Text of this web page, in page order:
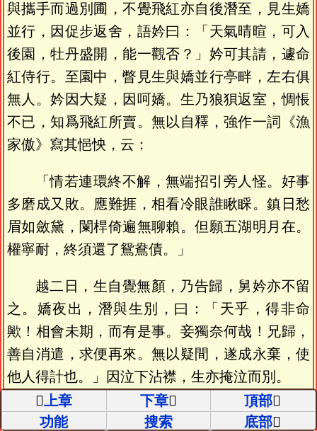
與攜手而過別圃，不覺飛紅亦自後潛至，見生嬌
並行，因促步返舍，語妗曰：「天氣晴暄，可入
後園，牡丹盛開，能一觀否？」妗可其請，遽命
紅侍行。至園中，瞥見生與嬌並行亭畔，左右俱
無人。妗因大疑，因呵嬌。生乃狼狽返室，惆悵
不已，知爲飛紅所賣。無以自釋，強作一詞《漁
家傲》寫其悒怏，云：
「情若連環終不解，無端招引旁人怪。好事
多磨成又敗。應難捱，相看冷眼誰瞅睬。鎮日愁
眉如斂黛，闌桿倚遍無聊賴。但願五湖明月在。
權寧耐，終須還了鴛鴦債。」
越二日，生自覺無顏，乃告歸，舅妗亦不留
之。嬌夜出，潛與生別，曰：「天乎，得非命
歟！相會未期，而有是事。妾獨奈何哉！兄歸，
善自消遣，求便再來。無以疑間，遂成永棄，使
他人得計也。」因泣下沾襟，生亦掩泣而別。
父母以生久在外，妨廢書史，間歲功名之
上章 下章
頂部
功能
搜索 底部